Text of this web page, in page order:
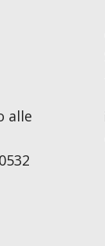
alle